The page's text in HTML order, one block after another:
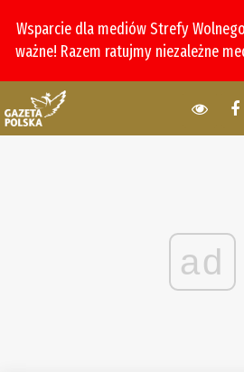
Wsparcie dla mediów Strefy
ważne! Razem ratujmy niezależne
ad